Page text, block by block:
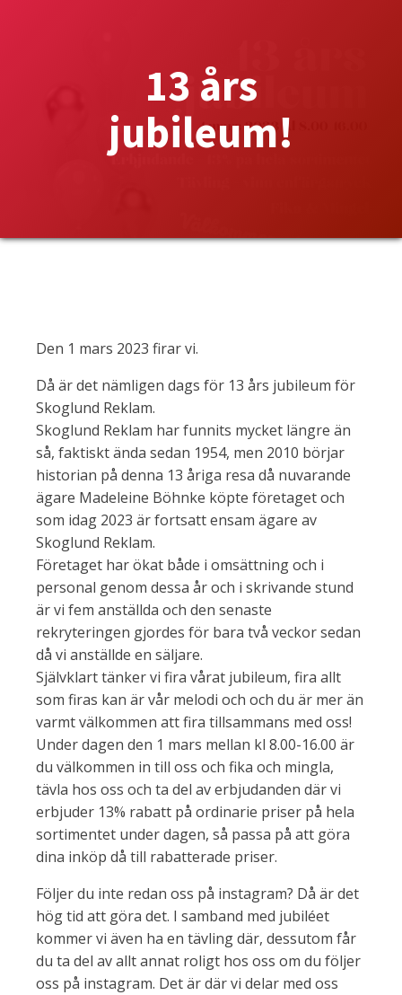
13 års
jubileum!
Den 1 mars 2023 firar vi.
Då är det nämligen dags för 13 års jubileum för
Skoglund Reklam.
Skoglund Reklam har funnits mycket längre än
så, faktiskt ända sedan 1954, men 2010 börjar
historian på denna 13 åriga resa då nuvarande
ägare Madeleine Böhnke köpte företaget och
som idag 2023 är fortsatt ensam ägare av
Skoglund Reklam.
Företaget har ökat både i omsättning och i
personal genom dessa år och i skrivande stund
är vi fem anställda och den senaste
rekryteringen gjordes för bara två veckor sedan
då vi anställde en säljare.
Självklart tänker vi fira vårat jubileum, fira allt
som firas kan är vår melodi och och du är mer än
varmt välkommen att fira tillsammans med oss!
Under dagen den 1 mars mellan kl 8.00-16.00 är
du välkommen in till oss och fika och mingla,
tävla hos oss och ta del av erbjudanden där vi
erbjuder 13% rabatt på ordinarie priser på hela
sortimentet under dagen, så passa på att göra
dina inköp då till rabatterade priser.
Följer du inte redan oss på instagram? Då är det
hög tid att göra det. I samband med jubiléet
kommer vi även ha en tävling där, dessutom får
du ta del av allt annat roligt hos oss om du följer
oss på instagram. Det är där vi delar med oss